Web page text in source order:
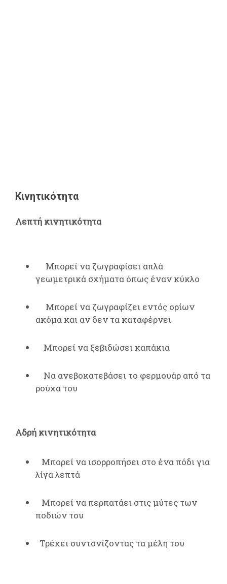
Κινητικότητα
Λεπτή κινητικότητα
Μπορεί να ζωγραφίσει απλά
γεωμετρικά σχήματα όπως έναν κύκλο
Μπορεί να ζωγραφίζει εντός ορίων
ακόμα και αν δεν τα καταφέρνει
Μπορεί να ξεβιδώσει καπάκια
Να ανεβοκατεβάσει το φερμουάρ από τα
ρούχα του
Αδρή κινητικότητα
Μπορεί να ισορροπήσει στο ένα πόδι για
λίγα λεπτά
Μπορεί να περπατάει στις μύτες των
ποδιών του
Τρέχει συντονίζοντας τα μέλη του